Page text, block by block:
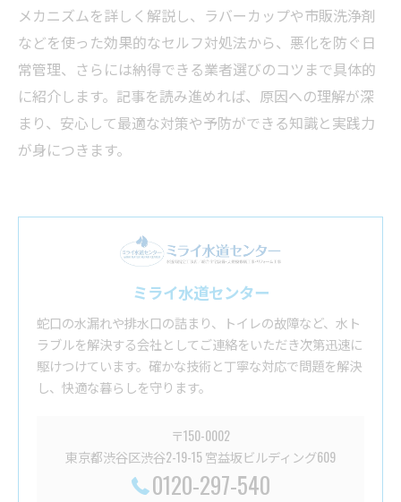
メカニズムを詳しく解説し、ラバーカップや市販洗浄剤
などを使った効果的なセルフ対処法から、悪化を防ぐ日
常管理、さらには納得できる業者選びのコツまで具体的
に紹介します。記事を読み進めれば、原因への理解が深
まり、安心して最適な対策や予防ができる知識と実践力
が身につきます。
ミライ水道センター
蛇口の水漏れや排水口の詰まり、トイレの故障など、水ト
ラブルを解決する会社としてご連絡をいただき次第迅速に
駆けつけています。確かな技術と丁寧な対応で問題を解決
し、快適な暮らしを守ります。
〒150-0002
東京都渋谷区渋谷2-19-15 宮益坂ビルディング609
0120-297-540